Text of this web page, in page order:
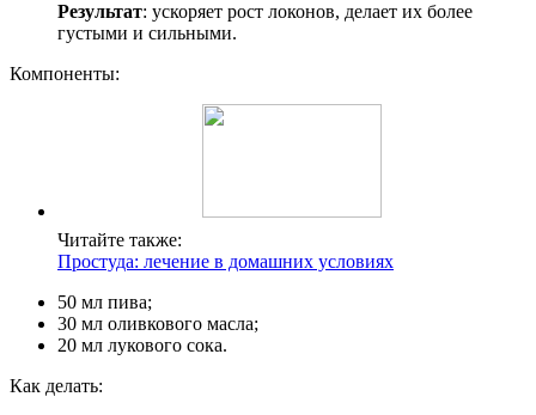
Результат: ускоряет рост локонов, делает их более
густыми и сильными.
Компоненты:
Читайте также:
Простуда: лечение в домашних условиях
50 мл пива;
30 мл оливкового масла;
20 мл лукового сока.
Как делать: